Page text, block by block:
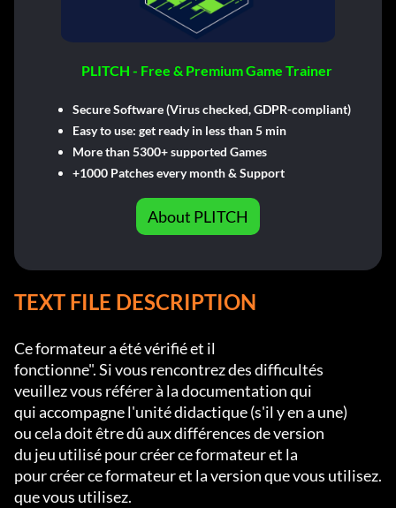
PLITCH - Free & Premium Game Trainer
Secure Software (Virus checked, GDPR-compliant)
Easy to use: get ready in less than 5 min
More than 5300+ supported Games
+1000 Patches every month & Support
About PLITCH
TEXT FILE DESCRIPTION
Ce formateur a été vérifié et il
fonctionne". Si vous rencontrez des difficultés
veuillez vous référer à la documentation qui
qui accompagne l'unité didactique (s'il y en a une)
ou cela doit être dû aux différences de version
du jeu utilisé pour créer ce formateur et la
pour créer ce formateur et la version que vous utilisez.
que vous utilisez.